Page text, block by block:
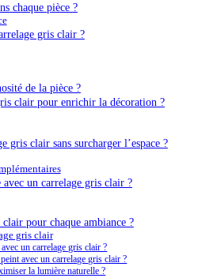
chaque pièce ?
gris clair ?
de la pièce ?
clair pour enrichir la décoration ?
gris clair sans surcharger l’espace ?
avec un carrelage gris clair ?
pour chaque ambiance ?
gris clair
un carrelage gris clair ?
avec un carrelage gris clair ?
la lumière naturelle ?